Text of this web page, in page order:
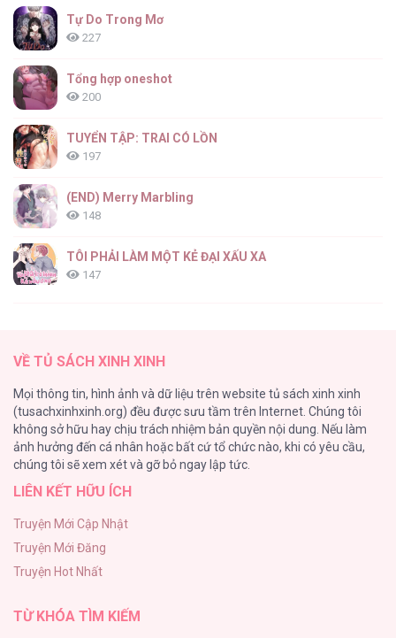
Tự Do Trong Mơ
227
Tổng hợp oneshot
200
TUYỂN TẬP: TRAI CÓ LỒN
197
(END) Merry Marbling
148
TÔI PHẢI LÀM MỘT KẺ ĐẠI XẤU XA
147
116
Làm vị cứu tinh thật dễ dàng
113
|END| Định Tên Mối Quan Hệ
Phạm Luật
106
VỀ TỦ SÁCH XINH XINH
Mọi thông tin, hình ảnh và dữ liệu trên website tủ sách xinh xinh
(tusachxinhxinh.org) đều được sưu tầm trên Internet. Chúng tôi
không sở hữu hay chịu trách nhiệm bản quyền nội dung. Nếu làm
ảnh hưởng đến cá nhân hoặc bất cứ tổ chức nào, khi có yêu cầu,
chúng tôi sẽ xem xét và gỡ bỏ ngay lập tức.
LIÊN KẾT HỮU ÍCH
Truyện Mới Cập Nhật
Truyện Mới Đăng
Truyện Hot Nhất
TỪ KHÓA TÌM KIẾM